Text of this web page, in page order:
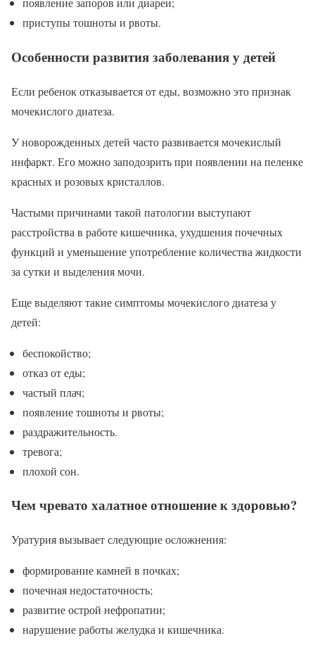
приступы тошноты и рвоты.
Особенности развития заболевания у детей
Если ребенок отказывается от еды, возможно это признак
мочекислого диатеза.
У новорожденных детей часто развивается мочекислый
инфаркт. Его можно заподозрить при появлении на пеленке
красных и розовых кристаллов.
Частыми причинами такой патологии выступают
расстройства в работе кишечника, ухудшения почечных
функций и уменьшение употребление количества жидкости
за сутки и выделения мочи.
Еще выделяют такие симптомы мочекислого диатеза у
детей:
беспокойство;
отказ от еды;
частый плач;
появление тошноты и рвоты;
раздражительность.
тревога;
плохой сон.
Чем чревато халатное отношение к здоровью?
Уратурия вызывает следующие осложнения:
формирование камней в почках;
почечная недостаточность;
развитие острой нефропатии;
нарушение работы желудка и кишечника.